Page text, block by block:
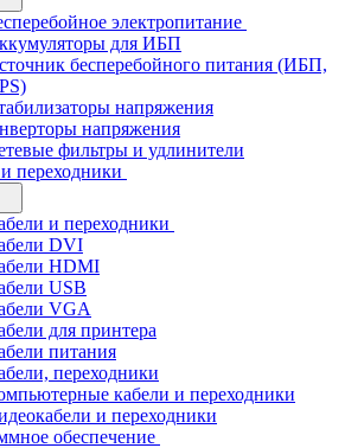
электропитание
для ИБП
бесперебойного питания (ИБП,
напряжения
напряжения
фильтры и удлинители
переходники
и переходники
DVI
HDMI
USB
VGA
для принтера
питания
переходники
кабели и переходники
и переходники
обеспечение